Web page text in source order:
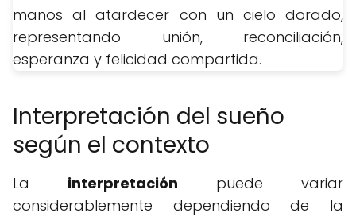
Interpretación del sueño
según el contexto
La interpretación puede variar
considerablemente dependiendo de la